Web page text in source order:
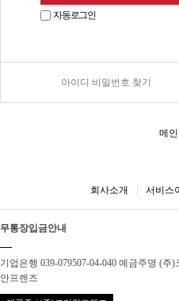
자동로그인
로
아이디 비밀번호 찾기
메
회사소개 서비스
무통장입금안내
기업은행 039-079507-04-040 예금주명 (주)
안프렌즈